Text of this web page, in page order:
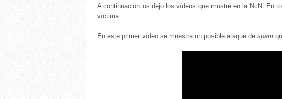
A continuación os dejo los vídeos que mostré en la NcN. En
víctima.
En este primer vídeo se muestra un posible ataque de spam